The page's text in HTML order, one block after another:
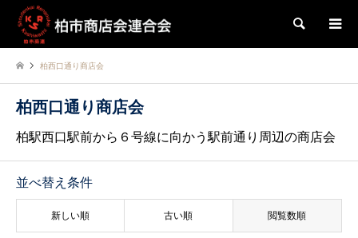
検索
柏西口通り商店会
柏西口通り商店会
柏駅西口駅前から６号線に向かう駅前通り周辺の商店会
並べ替え条件
新しい順 古い順 閲覧数順